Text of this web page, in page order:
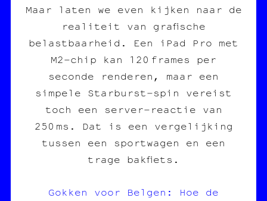
Maar laten we even kijken naar de
realiteit van grafische
belastbaarheid. Een iPad Pro met
M2‑chip kan 120 frames per
seconde renderen, maar een
simpele Starburst‑spin vereist
toch een server‑reactie van
250 ms. Dat is een vergelijking
tussen een sportwagen en een
trage bakfiets.
Gokken voor Belgen: Hoe de